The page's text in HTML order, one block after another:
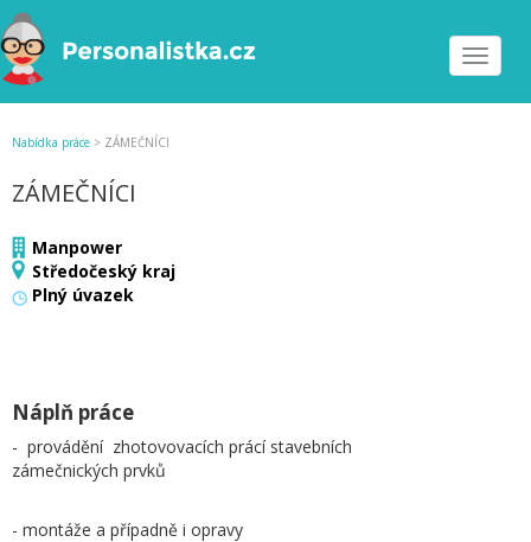
Toggle
Nabídka práce > ZÁMEČNÍCI
ZÁMEČNÍCI
Manpower
Středočeský kraj
Plný úvazek
Náplň práce
- provádění zhotovovacích prácí stavebních
zámečnických prvků
- montáže a případně i opravy